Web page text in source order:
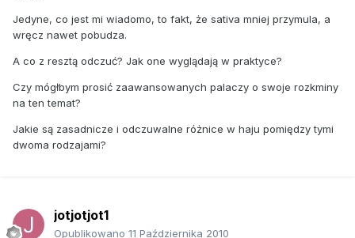
Jedyne, co jest mi wiadomo, to fakt, że sativa mniej przymula, a
wręcz nawet pobudza.
A co z resztą odczuć? Jak one wyglądają w praktyce?
Czy mógłbym prosić zaawansowanych palaczy o swoje rozkminy
na ten temat?
Jakie są zasadnicze i odczuwalne różnice w haju pomiędzy tymi
dwoma rodzajami?
jotjotjot1
Opublikowano 11 Października 2010